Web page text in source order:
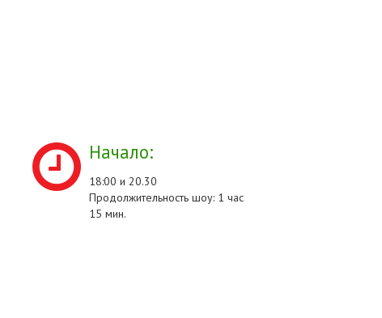
Начало:
18:00 и 20.30
Продолжительность шоу: 1 час
15 мин.